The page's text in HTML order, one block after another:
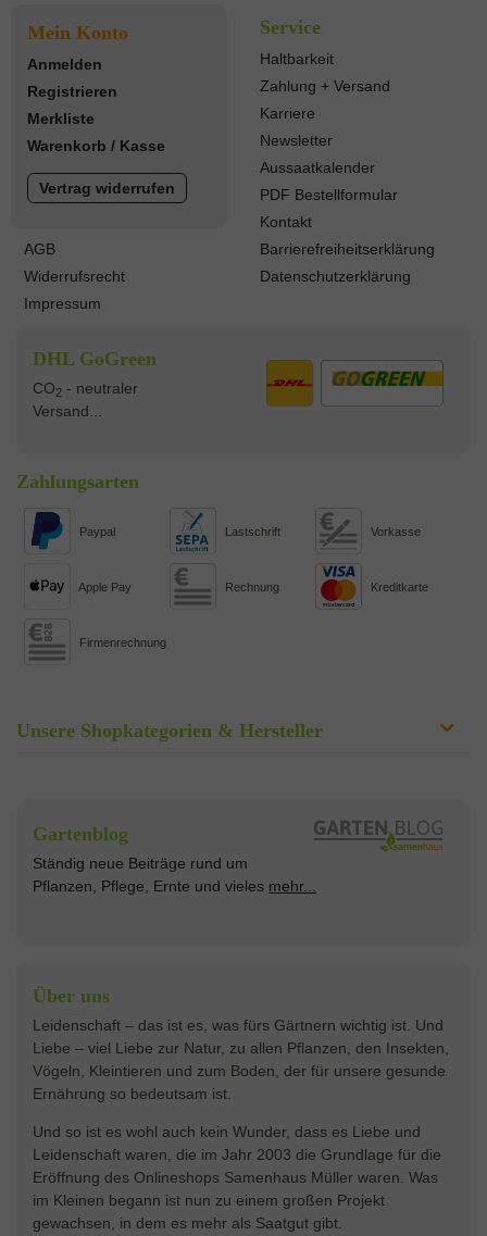
Mein Konto
Anmelden
Registrieren
Merkliste
Warenkorb / Kasse
Vertrag widerrufen
AGB
Widerrufsrecht
Impressum
Service
Haltbarkeit
Zahlung + Versand
Karriere
Newsletter
Aussaatkalender
PDF Bestellformular
Kontakt
Barrierefreiheitserklärung
Datenschutzerklärung
DHL GoGreen
CO2 - neutraler
Versand...
Zahlungsarten
Paypal Lastschrift Vorkasse
Apple Pay Rechnung Kreditkarte
Firmenrechnung
Unsere Shopkategorien & Hersteller
Exotische Samen
Gemüsesamen
Gründünger
Kräutersamen
Obstsamen
Pilzbrut
Rasensamen
Steckzwiebeln
Zimmer & Kübelpflanzen
Kataloge
Schnäppchen
Anzucht & Gartenzubehör
Arche Noah
ASB Greenworld
Bingenheimer Saatgut
Bionana
BIOWOL
Bûten Birds
Clever Pots
COMPO
Dürr-Samen
Feldsaaten Freudenberger
Flora Elite
Gartenblog
Ständig neue Beiträge rund um
Pflanzen, Pflege, Ernte und vieles mehr...
Über uns
Leidenschaft – das ist es, was fürs Gärtnern wichtig ist. Und
Liebe – viel Liebe zur Natur, zu allen Pflanzen, den Insekten,
Vögeln, Kleintieren und zum Boden, der für unsere gesunde
Ernährung so bedeutsam ist.
Und so ist es wohl auch kein Wunder, dass es Liebe und
Leidenschaft waren, die im Jahr 2003 die Grundlage für die
Eröffnung des Onlineshops Samenhaus Müller waren. Was
im Kleinen begann ist nun zu einem großen Projekt
gewachsen, in dem es mehr als Saatgut gibt.